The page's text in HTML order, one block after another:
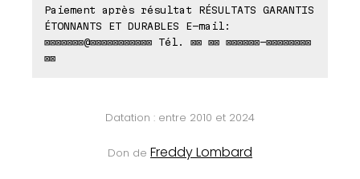
Paiement après résultat RÉSULTATS GARANTIS
ÉTONNANTS ET DURABLES E-mail:
⊠⊠⊠⊠⊠⊠⊠@⊠⊠⊠⊠⊠⊠⊠⊠⊠⊠⊠ Tél. ⊠⊠ ⊠⊠ ⊠⊠⊠⊠⊠⊠-⊠⊠⊠⊠⊠⊠⊠⊠
⊠⊠
Datation : entre 2010 et 2024
Don de Freddy Lombard